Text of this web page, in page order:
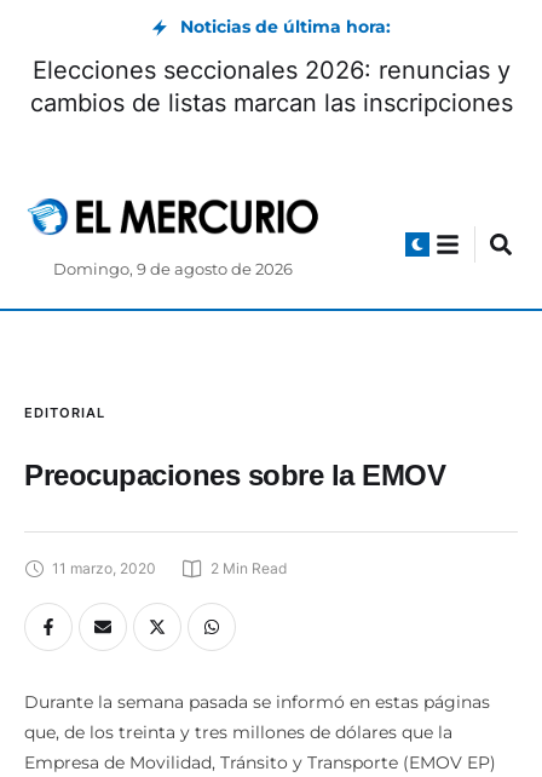
Noticias de última hora:
Elecciones seccionales 2026: renuncias y
cambios de listas marcan las inscripciones
Domingo, 9 de agosto de 2026
EDITORIAL
Preocupaciones sobre la EMOV
11 marzo, 2020 2 Min Read
Durante la semana pasada se informó en estas páginas
que, de los treinta y tres millones de dólares que la
Empresa de Movilidad, Tránsito y Transporte (EMOV EP)